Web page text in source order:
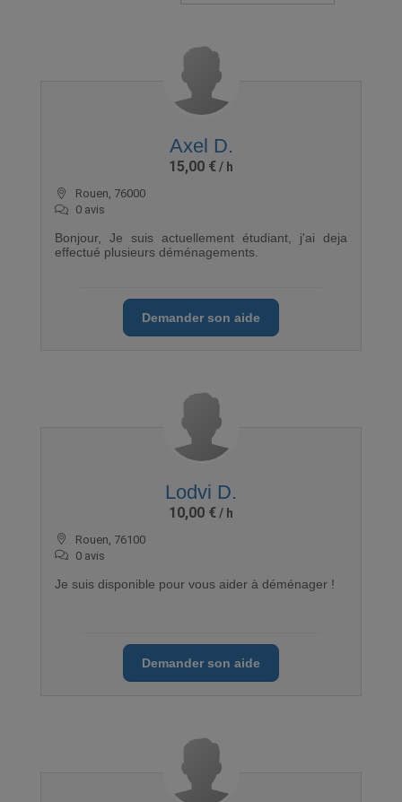
Axel D.
15,00 €
Rouen, 76000
0 avis
Bonjour, Je suis actuellement étudiant, j'ai deja
effectué plusieurs déménagements.
Demander son aide
Lodvi D.
10,00 €
Rouen, 76100
0 avis
Je suis disponible pour vous aider à déménager !
Demander son aide